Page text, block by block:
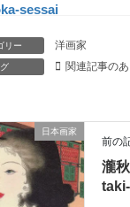
sessai
リー 洋画家
関連記事の
日本画家
前の
瀧